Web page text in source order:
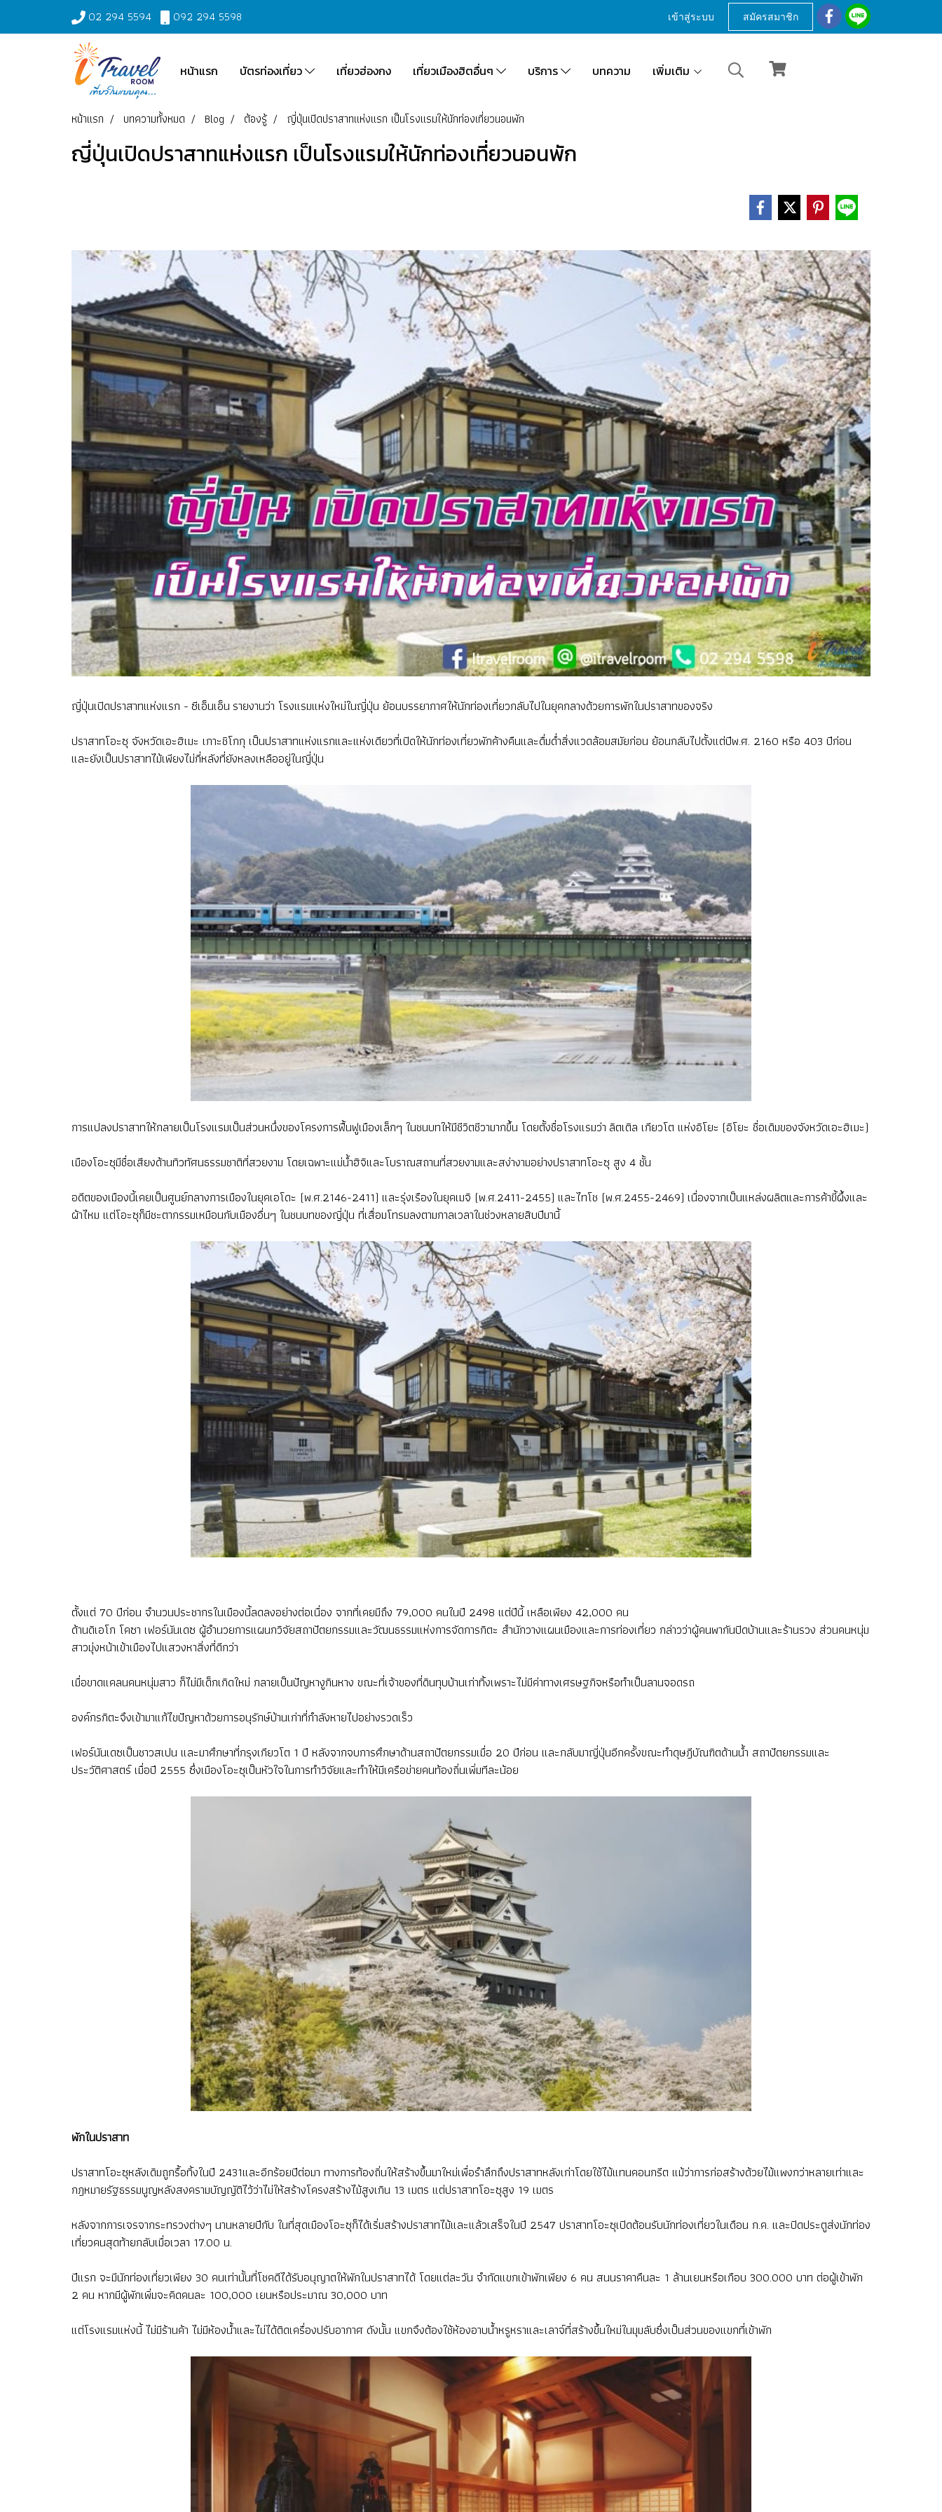
02 294 5594 092 294 5598 เข้าสู่ระบบ สมัครสมาชิก
หน้าแรก บัตรท่องเที่ยว เที่ยวฮ่องกง เที่ยวเมืองฮิตอื่นๆ บริการ บทความ เพิ่มเติม
หน้าแรก บทความทั้งหมด Blog ต้องรู้ ญี่ปุ่นเปิดปราสาทแห่งแรก เป็นโรงแรมให้นักท่องเที่ยวนอนพัก
ญี่ปุ่นเปิดปราสาทแห่งแรก เป็นโรงแรมให้นักท่องเที่ยวนอนพัก
ญี่ปุ่นเปิดปราสาทแห่งแรก - ซีเอ็นเอ็น รายงานว่า โรงแรมแห่งใหม่ในญี่ปุ่น ย้อนบรรยากาศให้นักท่องเที่ยวกลับไปในยุคกลางด้วยการพักในปราสาทของจริง
ปราสาทโอะซุ จังหวัดเอะฮิเมะ เกาะชิโกกุ เป็นปราสาทแห่งแรกและแห่งเดียวที่เปิดให้นักท่องเที่ยวพักค้างคืนและดื่มด่ำสิ่งแวดล้อมสมัยก่อน ย้อนกลับไปตั้งแต่ปีพ.ศ. 2160 หรือ 403 ปีก่อน
และยังเป็นปราสาทไม้เพียงไม่กี่หลังที่ยังหลงเหลืออยู่ในญี่ปุ่น
การแปลงปราสาทให้กลายเป็นโรงแรมเป็นส่วนหนึ่งของโครงการฟื้นฟูเมืองเล็กๆ ในชนบทให้มีชีวิตชีวามากขึ้น โดยตั้งชื่อโรงแรมว่า ลิตเติล เกียวโต แห่งอิโยะ (อิโยะ ชื่อเดิมของจังหวัดเอะฮิเมะ)
เมืองโอะซุมีชื่อเสียงด้านทิวทัศนธรรมชาติที่สวยงาม โดยเฉพาะแม่น้ำฮิจิและโบราณสถานที่สวยงามและสง่างามอย่างปราสาทโอะซุ สูง 4 ชั้น
อดีตของเมืองนี้เคยเป็นศูนย์กลางการเมืองในยุคเอโดะ (พ.ศ.2146-2411) และรุ่งเรืองในยุคเมจิ (พ.ศ.2411-2455) และไทโช (พ.ศ.2455-2469) เนื่องจากเป็นแหล่งผลิตและการค้าขี้ผึ้งและ
ผ้าไหม แต่โอะซุก็มีชะตากรรมเหมือนกับเมืองอื่นๆ ในชนบทของญี่ปุ่น ที่เสื่อมโทรมลงตามกาลเวลาในช่วงหลายสิบปีมานี้
ตั้งแต่ 70 ปีก่อน จำนวนประชากรในเมืองนี้ลดลงอย่างต่อเนื่อง จากที่เคยมีถึง 79,000 คนในปี 2498 แต่ปีนี้ เหลือเพียง 42,000 คน
ด้านดิเอโก โคซา เฟอร์นันเดซ ผู้อำนวยการแผนกวิจัยสถาปัตยกรรมและวัฒนธรรมแห่งการจัดการกิตะ สำนักวางแผนเมืองและการท่องเที่ยว กล่าวว่าผู้คนพากันปิดบ้านและร้านรวง ส่วนคนหนุ่ม
สาวมุ่งหน้าเข้าเมืองไปแสวงหาสิ่งที่ดีกว่า
เมื่อขาดแคลนคนหนุ่มสาว ก็ไม่มีเด็กเกิดใหม่ กลายเป็นปัญหางูกินหาง ขณะที่เจ้าของที่ดินทุบบ้านเก่าทิ้งเพราะไม่มีค่าทางเศรษฐกิจหรือทำเป็นลานจอดรถ
องค์กรกิตะจึงเข้ามาแก้ไขปัญหาด้วยการอนุรักษ์บ้านเก่าที่กำลังหายไปอย่างรวดเร็ว
เฟอร์นันเดซเป็นชาวสเปน และมาศึกษาที่กรุงเกียวโต 1 ปี หลังจากจบการศึกษาด้านสถาปัตยกรรมเมื่อ 20 ปีก่อน และกลับมาญี่ปุ่นอีกครั้งขณะทำดุษฎีบัณฑิตด้านน้ำ สถาปัตยกรรมและ
ประวัติศาสตร์ เมื่อปี 2555 ซึ่งเมืองโอะซุเป็นหัวใจในการทำวิจัยและทำให้มีเครือข่ายคนท้องถิ่นเพิ่มทีละน้อย
พักในปราสาท
ปราสาทโอะซุหลังเดิมถูกรื้อทิ้งในปี 2431และอีกร้อยปีต่อมา ทางการท้องถิ่นให้สร้างขึ้นมาใหม่เพื่อรำลึกถึงปราสาทหลังเก่าโดยใช้ไม้แทนคอนกรีต แม้ว่าการก่อสร้างด้วยไม้แพงกว่าหลายเท่าและ
กฎหมายรัฐธรรมนูญหลังสงครามบัญญัติไว้ว่าไม่ให้สร้างโครงสร้างไม้สูงเกิน 13 เมตร แต่ปราสาทโอะซุสูง 19 เมตร
หลังจากการเจรจากระทรวงต่างๆ นานหลายปีกับ ในที่สุดเมืองโอะซุก็ได้เริ่มสร้างปราสาทไม้และแล้วเสร็จในปี 2547 ปราสาทโอะซุเปิดต้อนรับนักท่องเที่ยวในเดือน ก.ค. และปิดประตูส่งนักท่อง
เที่ยวคนสุดท้ายกลับเมื่อเวลา 17.00 น.
ปีแรก จะมีนักท่องเที่ยวเพียง 30 คนเท่านั้นที่โชคดีได้รับอนุญาตให้พักในปราสาทได้ โดยแต่ละวัน จำกัดแขกเข้าพักเพียง 6 คน สนนราคาคืนละ 1 ล้านเยนหรือเกือบ 300.000 บาท ต่อผู้เข้าพัก
2 คน หากมีผู้พักเพิ่มจะคิดคนละ 100,000 เยนหรือประมาณ 30,000 บาท
แต่โรงแรมแห่งนี้ ไม่มีร้านค้า ไม่มีห้องน้ำและไม่ได้ติดเครื่องปรับอากาศ ดังนั้น แขกจึงต้องใช้ห้องอาบน้ำหรูหราและเลาจ์ที่สร้างขึ้นใหม่ในมุมลับซึ่งเป็นส่วนของแขกที่เข้าพัก